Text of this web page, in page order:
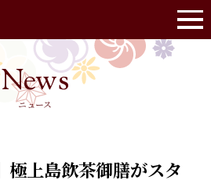
ニュース
極上島飲茶御膳がスタ